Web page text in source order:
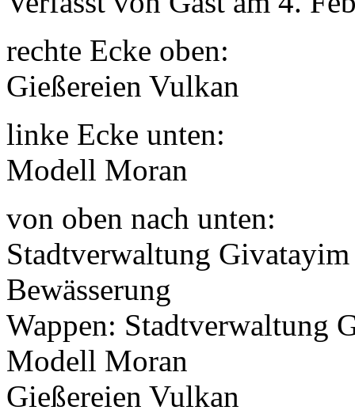
rechte Ecke oben:
Gießereien Vulkan
linke Ecke unten:
Modell Moran
von oben nach unten:
Stadtverwaltung Givatayim
Bewässerung
Wappen: Stadtverwaltung
Modell Moran
Gießereien Vulkan